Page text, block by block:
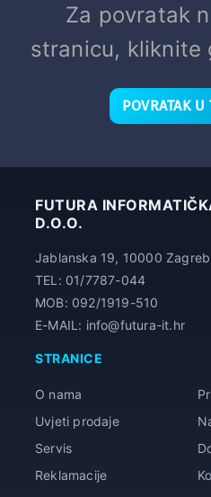
Za povratak
stranicu, kliknite
POVRATAK U
FUTURA
D.O.O.
Jablanska 19, 10000 Zagreb
TEL: 01/7787-044
MOB: 092/1919-510
E-MAIL: info@futura-it.hr
STRANICE
O nama
Uvjeti prodaje
Servis
Reklamacije